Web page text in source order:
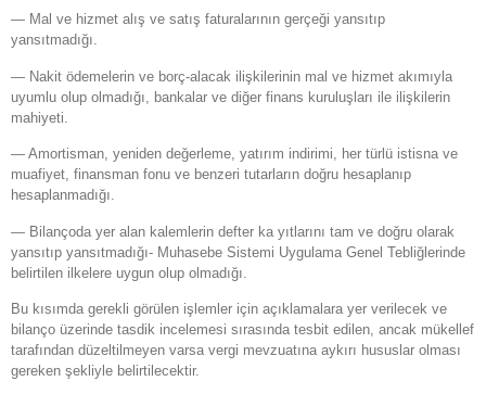
— Mal ve hizmet alış ve satış faturalarının gerçeği yansıtıp
yansıtmadığı.
— Nakit ödemelerin ve borç-alacak ilişkilerinin mal ve hizmet akımıyla
uyumlu olup olmadığı, bankalar ve diğer finans kuruluşları ile ilişkilerin
mahiyeti.
— Amortisman, yeniden değerleme, yatırım indirimi, her türlü istisna ve
muafiyet, finansman fonu ve benzeri tutarların doğru hesaplanıp
hesaplanmadığı.
— Bilançoda yer alan kalemlerin defter ka yıtlarını tam ve doğru olarak
yansıtıp yansıtmadığı- Muhasebe Sistemi Uygulama Genel Tebliğlerinde
belirtilen ilkelere uygun olup olmadığı.
Bu kısımda gerekli görülen işlemler için açıklamalara yer verilecek ve
bilanço üzerinde tasdik incelemesi sırasında tesbit edilen, ancak mükellef
tarafından düzeltilmeyen varsa vergi mevzuatına aykırı hususlar olması
gereken şekliyle belirtilecektir.